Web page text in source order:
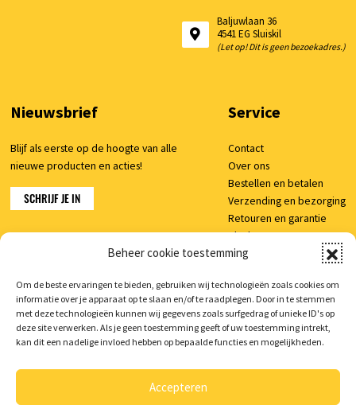
Beheer cookie toestemming
Om de beste ervaringen te bieden, gebruiken wij technologieën zoals cookies om
informatie over je apparaat op te slaan en/of te raadplegen. Door in te stemmen
met deze technologieën kunnen wij gegevens zoals surfgedrag of unieke ID's op
deze site verwerken. Als je geen toestemming geeft of uw toestemming intrekt,
kan dit een nadelige invloed hebben op bepaalde functies en mogelijkheden.
Accepteren
Baljuwlaan 36
4541 EG Sluiskil
(Let op! Dit is geen bezoekadres.)
Nieuwsbrief
Blijf als eerste op de hoogte van alle
nieuwe producten en acties!
SCHRIJF JE IN
Service
Contact
Over ons
Bestellen en betalen
Verzending en bezorging
Retouren en garantie
Klachten
Veelgestelde vragen
Shop
Mijn account